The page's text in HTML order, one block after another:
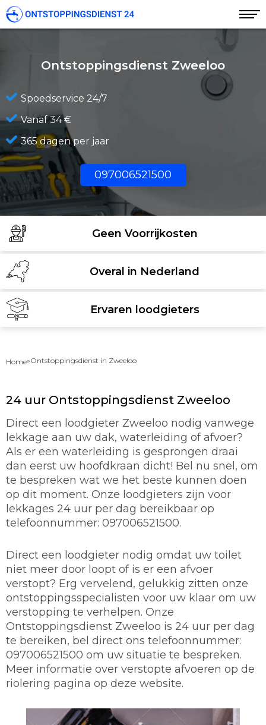
Ontstoppingsdienst Zweeloo
Spoedservice 24/7
Vanaf 34 €
365 dagen per jaar
097006521500
Geen Voorrijkosten
Overal in Nederland
Ervaren loodgieters
Home»Ontstoppingsdienst in Zweeloo
24 uur Ontstoppingsdienst Zweeloo
Direct een loodgieter Zweeloo nodig vanwege
lekkage aan uw dak, waterleiding of afvoer?
Als er een waterleiding is gesprongen draai
dan eerst uw hoofdkraan dicht! Bel nu snel, om
te bespreken wat we het beste kunnen doen
op dit moment. Onze loodgieters zijn voor
lekkages 24 uur per dag bereikbaar op
telefoonnummer: 097006521500.
Direct een loodgieter nodig omdat uw toilet
niet meer door loopt of is er een afvoer
verstopt? Erg vervelend, gelukkig zitten onze
ontstoppingsspecialisten voor uw klaar om uw
verstopping te verhelpen. Onze
Ontstoppingsdienst Zweeloo is 24 uur per dag
te bereiken, bel direct ons telefoonnummer:
097006521500 om uw situatie te bespreken.
Meer informatie over verstopte afvoeren op de
riolering pagina op deze website.